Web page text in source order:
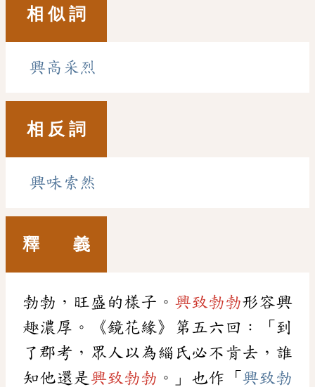
相 似 詞
興高采烈
相 反 詞
興味索然
釋 義
勃勃，旺盛的樣子。 興致勃勃形容興
趣濃厚。《鏡花緣》第五六回：「到
了郡考，眾人以為緇氏必不肯去，誰
知他還是 興致勃勃 。」也作「 興致勃